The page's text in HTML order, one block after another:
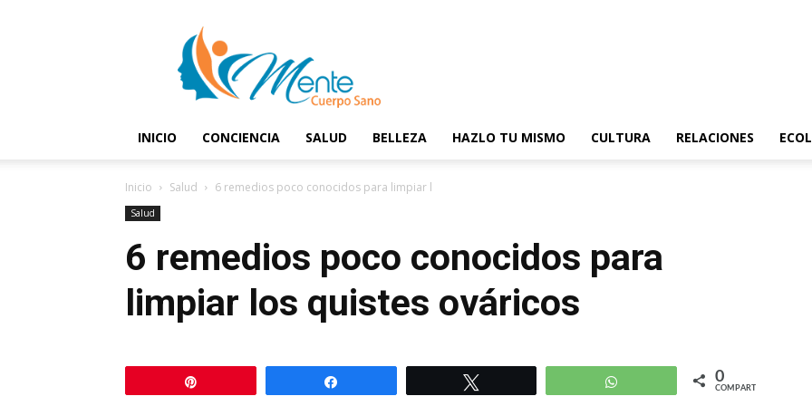
Cuerpo
Sano
INICIO CONCIENCIA SALUD BELLEZA HAZLO TU MISMO CULTURA RELACIONES
Inicio Salud 6 remedios poco conocidos para limpiar los quistes ováricos
Salud
6 remedios poco conocidos para
limpiar los quistes ováricos
0
COMPARTIR